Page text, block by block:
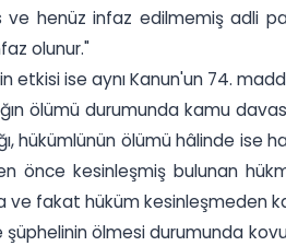
henüz infaz edilmemiş adli
olunur."
etkisi ise aynı Kanun'un 74.
ölümü durumunda kamu
hükümlünün ölümü hâlinde ise
önce kesinleşmiş bulunan
fakat hüküm kesinleşmeden
ölmesi durumunda